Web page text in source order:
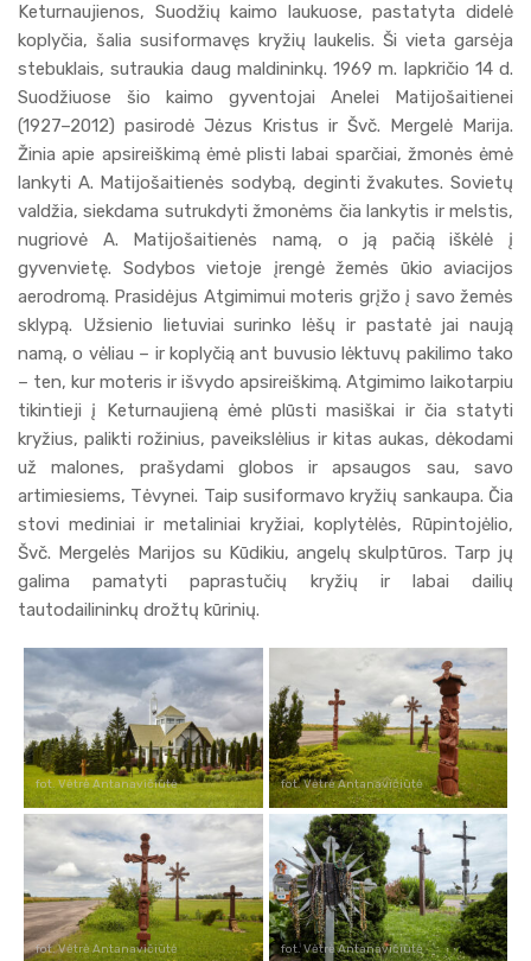
Keturnaujienos, Suodžių kaimo laukuose, pastatyta didelė
koplyčia, šalia susiformavęs kryžių laukelis. Ši vieta garsėja
stebuklais, sutraukia daug maldininkų. 1969 m. lapkričio 14 d.
Suodžiuose šio kaimo gyventojai Anelei Matijošaitienei
(1927–2012) pasirodė Jėzus Kristus ir Švč. Mergelė Marija.
Žinia apie apsireiškimą ėmė plisti labai sparčiai, žmonės ėmė
lankyti A. Matijošaitienės sodybą, deginti žvakutes. Sovietų
valdžia, siekdama sutrukdyti žmonėms čia lankytis ir melstis,
nugriovė A. Matijošaitienės namą, o ją pačią iškėlė į
gyvenvietę. Sodybos vietoje įrengė žemės ūkio aviacijos
aerodromą. Prasidėjus Atgimimui moteris grįžo į savo žemės
sklypą. Užsienio lietuviai surinko lėšų ir pastatė jai naują
namą, o vėliau – ir koplyčią ant buvusio lėktuvų pakilimo tako
– ten, kur moteris ir išvydo apsireiškimą. Atgimimo laikotarpiu
tikintieji į Keturnaujieną ėmė plūsti masiškai ir čia statyti
kryžius, palikti rožinius, paveikslėlius ir kitas aukas, dėkodami
už malones, prašydami globos ir apsaugos sau, savo
artimiesiems, Tėvynei. Taip susiformavo kryžių sankaupa. Čia
stovi mediniai ir metaliniai kryžiai, koplytėlės, Rūpintojėlio,
Švč. Mergelės Marijos su Kūdikiu, angelų skulptūros. Tarp jų
galima pamatyti paprastučių kryžių ir labai dailių
tautodailininkų drožtų kūrinių.
fot. Vėtrė Antanavičiūtė
fot. Vėtrė Antanavičiūtė
fot. Vėtrė Antanavičiūtė
fot. Vėtrė Antanavičiūtė